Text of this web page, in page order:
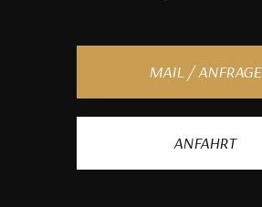
MAIL / ANFRAGE
ANFAHRT